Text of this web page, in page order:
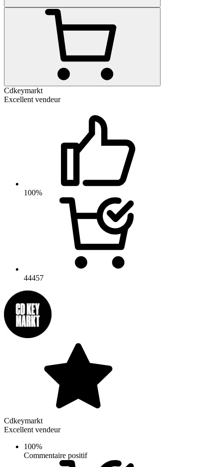
Cdkeymarkt
Excellent vendeur
100%
44457
Cdkeymarkt
Excellent vendeur
100%
Commentaire positif